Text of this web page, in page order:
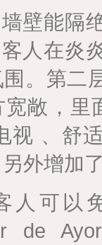
壁能隔
人在炎
。第二
宽敞，里
视 、舒
外增加
人可以
de